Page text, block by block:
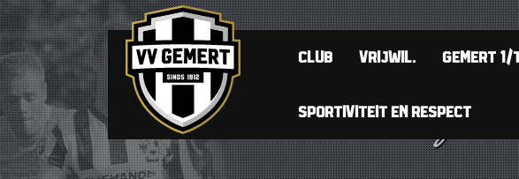
CLUB VRIJWIL. GEMERT 1/
SPORTIVITEIT EN RESPECT